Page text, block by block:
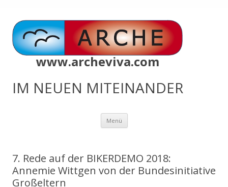
www.archeviva.com
IM NEUEN MITEINANDER
Menü Zum
springen
7. Rede auf der BIKERDEMO 2018:
Annemie Wittgen von der Bundesinitiative
Großeltern